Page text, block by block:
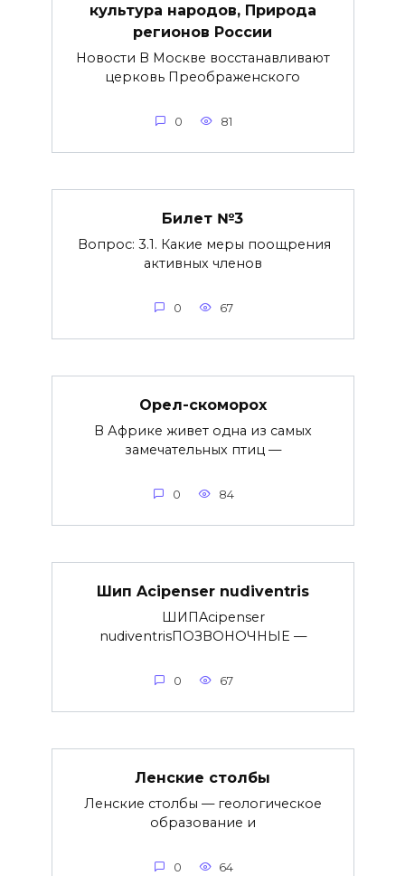
культура народов, Природа
регионов России
Новости В Москве восстанавливают
церковь Преображенского
0 81
Билет №3
Вопрос: 3.1. Какие меры поощрения
активных членов
0 67
Орел-скоморох
В Африке живет одна из самых
замечательных птиц —
0 84
Шип Acipenser nudiventris
ШИПAcipenser
nudiventrisПОЗВОНОЧНЫЕ —
0 67
Ленские столбы
Ленские столбы — геологическое
образование и
0 64